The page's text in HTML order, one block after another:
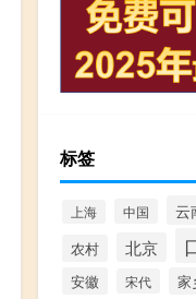
标签
上海 中国 云
农村 北京
安徽 宋代 家